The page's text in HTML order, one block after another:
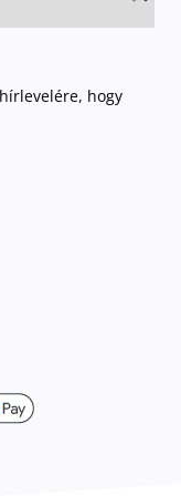
hogy